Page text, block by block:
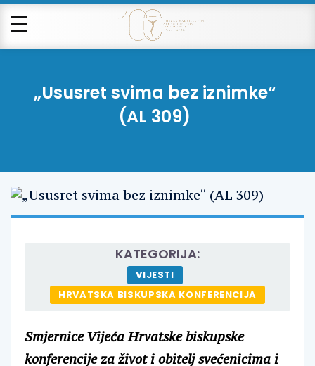
„Ususret svima bez iznimke“
(AL 309)
KATEGORIJA:
VIJESTI
HRVATSKA BISKUPSKA KONFERENCIJA
Smjernice Vijeća Hrvatske biskupske
konferencije za život i obitelj svećenicima i